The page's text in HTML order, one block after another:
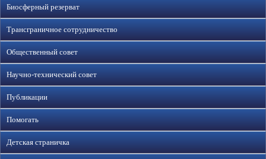
Биосферный резерват
Трансграничное сотрудничество
Общественный совет
Научно-технический совет
Публикации
Помогать
Детская страничка